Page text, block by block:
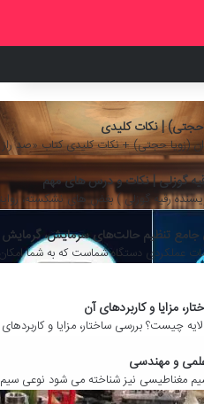
حجتی) | نکات کلیدی
(زویا حجتی) + نکات کلیدی کتاب «صد راز
گوزلی | نکات و درس های مهم
رقیه گوزلی ) بغض های نشکسته،
آن
ساختار، مزایا و کاربردهای آن در این
نیز شناخته می شود نوعی سیم الکتریکی